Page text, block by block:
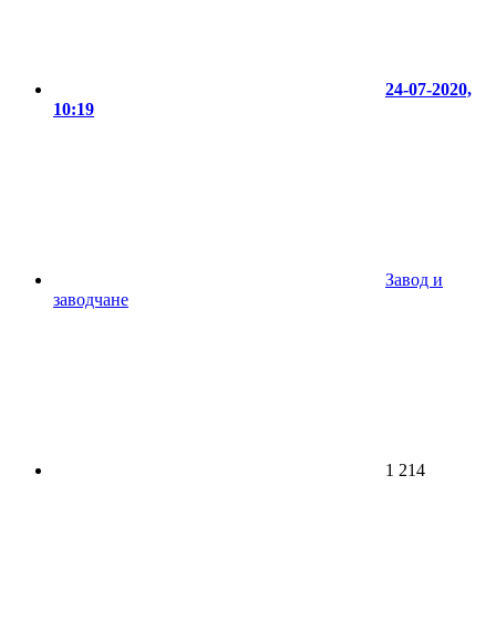
24-07-2020,
10:19
Завод и
заводчане
1 214